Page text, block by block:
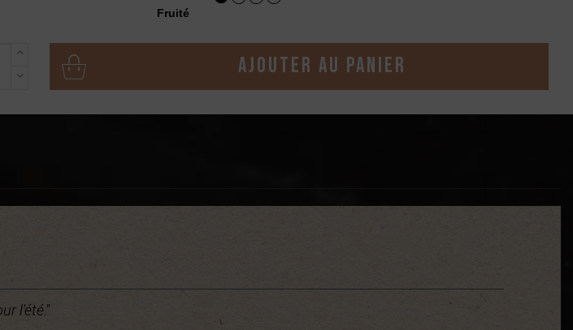
Fruité
Ajouter au panier
l'été."